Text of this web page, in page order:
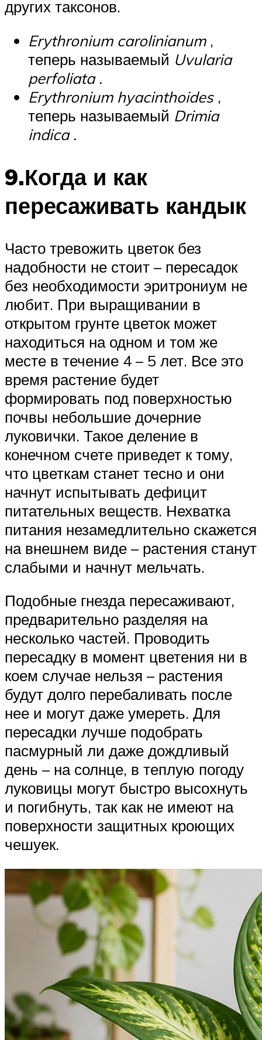
других таксонов.
Erythronium carolinianum,
теперь называемый Uvularia
perfoliata .
Erythronium hyacinthoides,
теперь называемый Drimia
indica .
9.Когда и как
пересаживать кандык
Часто тревожить цветок без
надобности не стоит – пересадок
без необходимости эритрониум не
любит. При выращивании в
открытом грунте цветок может
находиться на одном и том же
месте в течение 4 – 5 лет. Все это
время растение будет
формировать под поверхностью
почвы небольшие дочерние
луковички. Такое деление в
конечном счете приведет к тому,
что цветкам станет тесно и они
начнут испытывать дефицит
питательных веществ. Нехватка
питания незамедлительно скажется
на внешнем виде – растения станут
слабыми и начнут мельчать.
Подобные гнезда пересаживают,
предварительно разделяя на
несколько частей. Проводить
пересадку в момент цветения ни в
коем случае нельзя – растения
будут долго перебаливать после
нее и могут даже умереть. Для
пересадки лучше подобрать
пасмурный ли даже дождливый
день – на солнце, в теплую погоду
луковицы могут быстро высохнуть
и погибнуть, так как не имеют на
поверхности защитных кроющих
чешуек.